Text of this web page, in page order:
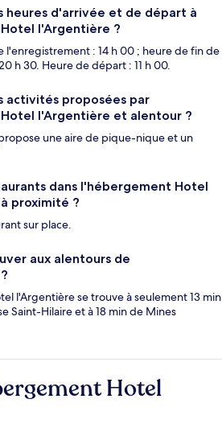
heures d'arrivée et de départ à
l'Argentière ?
l'enregistrement : 14 h 00 ; heure de fin de
h 30. Heure de départ : 11 h 00.
activités proposées par
l'Argentière et alentour ?
une aire de pique-nique et un
dans l'hébergement Hotel
proximité ?
sur place.
aux alentours de
l'Argentière se trouve à seulement 13 min
Saint-Hilaire et à 18 min de Mines
Hotel